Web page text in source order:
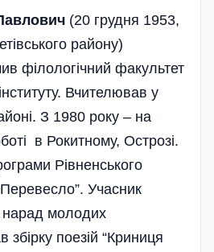
(20 грудня 1953,
району)
філологічний факультет
Вчителював у
З 1980 року – на
в Рокитному, Острозі.
Рівненського
Учасник
нарад молодих
збірку поезій “Криниця